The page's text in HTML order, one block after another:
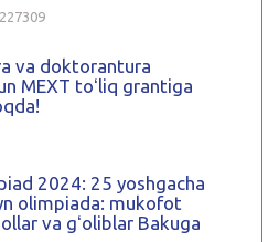
va doktorantura
MEXT toʻliq grantiga
2024: 25 yoshgacha
olimpiada: mukofot
va gʻoliblar Bakuga